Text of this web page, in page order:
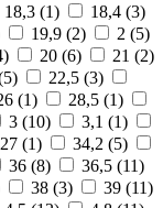
18,3 (1) 18,4 (3)
19,9 (2) 2 (5)
) 20 (6) 21 (2)
5) 22,5 (3)
(1) 28,5 (1)
3 (10) 3,1 (1)
(1) 34,2 (5)
36 (8) 36,5 (11)
38 (3) 39 (11)